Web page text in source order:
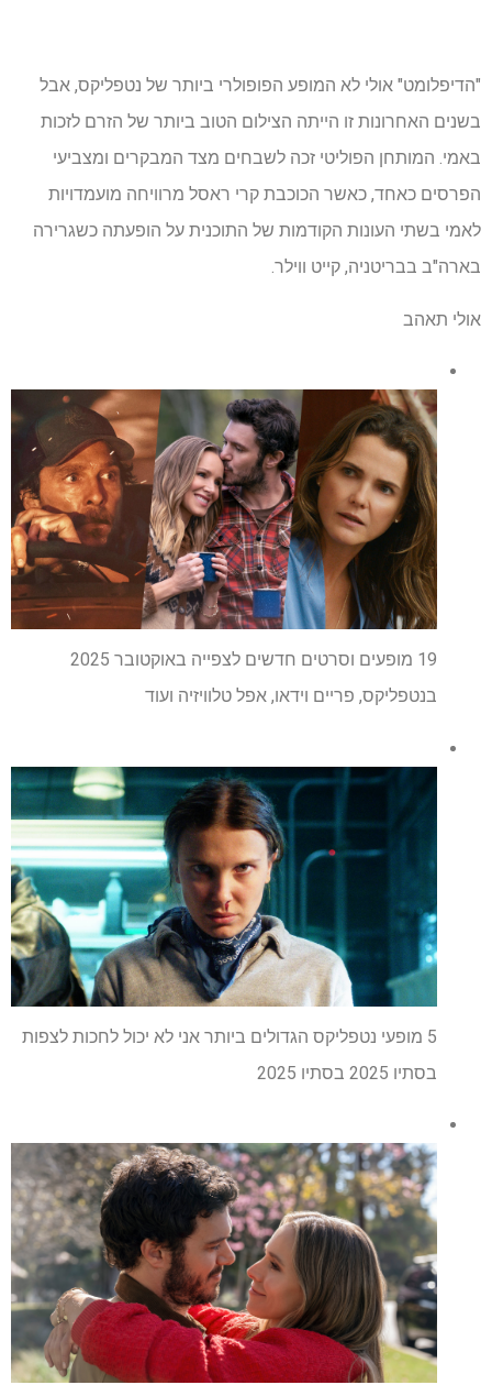
"הדיפלומט" אולי לא המופע הפופולרי ביותר של נטפליקס, אבל
בשנים האחרונות זו הייתה הצילום הטוב ביותר של הזרם לזכות
באמי. המותחן הפוליטי זכה לשבחים מצד המבקרים ומצביעי
הפרסים כאחד, כאשר הכוכבת קרי ראסל מרוויחה מועמדויות
לאמי בשתי העונות הקודמות של התוכנית על הופעתה כשגרירה
בארה"ב בבריטניה, קייט ווילר.
אולי תאהב
19 מופעים וסרטים חדשים לצפייה באוקטובר 2025
בנטפליקס, פריים וידאו, אפל טלוויזיה ועוד
5 מופעי נטפליקס הגדולים ביותר אני לא יכול לחכות לצפות
בסתיו 2025 בסתיו 2025